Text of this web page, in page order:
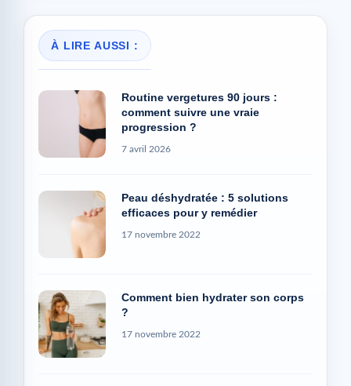
À LIRE AUSSI :
Routine vergetures 90 jours :
comment suivre une vraie
progression ?
7 avril 2026
Peau déshydratée : 5 solutions
efficaces pour y remédier
17 novembre 2022
Comment bien hydrater son corps
?
17 novembre 2022